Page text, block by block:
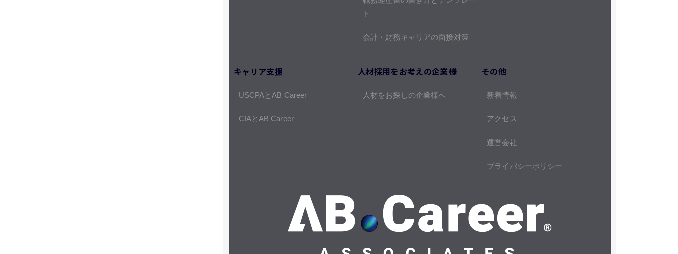
ト
会計・財務キャリアの面接対策
キャリア支援
USCPAとAB Career
CIAとAB Career
人材採用をお考えの企業様
人材をお探しの企業様へ
その他
新着情報
アクセス
運営会社
プライバシーポリシー